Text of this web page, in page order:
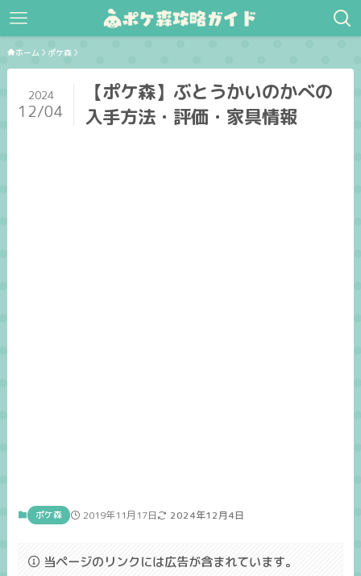
ホーム ポケ森
【ポケ森】ぶとうかいのかべの
入手方法・評価・家具情報
2024
12/04
ポケ森 2019年11月17日 2024年12月4日
当ページのリンクには広告が含まれています。